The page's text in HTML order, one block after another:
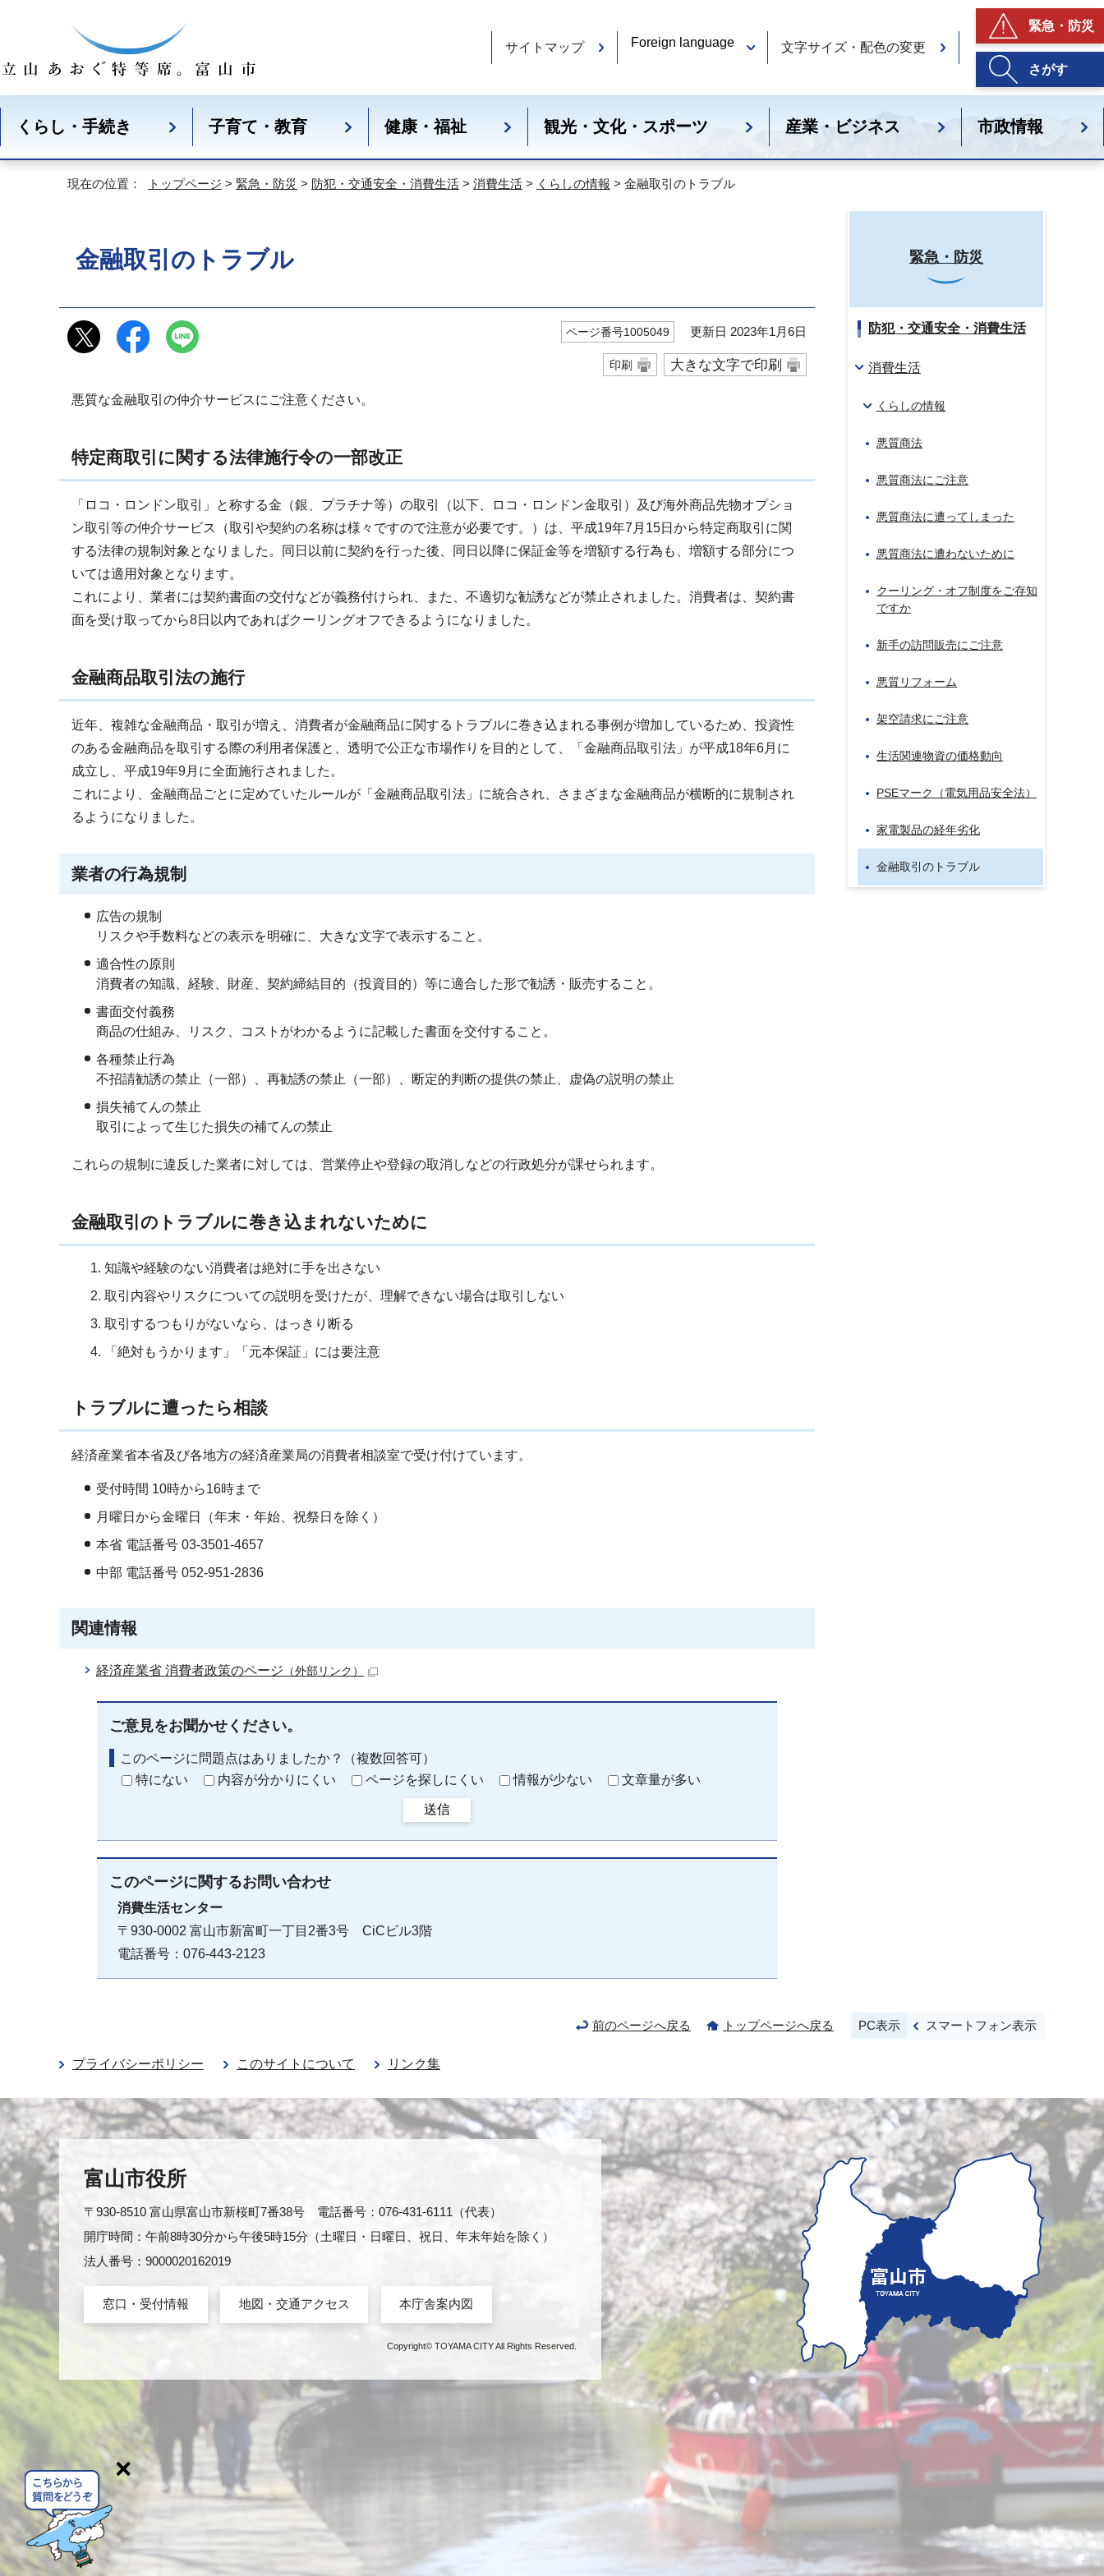
サイトマップ Foreign language 文字サイズ・配色の変更
緊急・防災
さがす
くらし・手続き 子育て・教育 健康・福祉 観光・文化・スポーツ 産業・ビジネス 市政情報
現在の位置： トップページ > 緊急・防災 > 防犯・交通安全・消費生活 > 消費生活 > くらしの情報 > 金融取引のトラブル
金融取引のトラブル
ページ番号1005049 更新日 2023年1月6日
印刷 大きな文字で印刷
悪質な金融取引の仲介サービスにご注意ください。
特定商取引に関する法律施行令の一部改正
「ロコ・ロンドン取引」と称する金（銀、プラチナ等）の取引（以下、ロコ・ロンドン金取引）及び海外商品先物オプショ
ン取引等の仲介サービス（取引や契約の名称は様々ですので注意が必要です。）は、平成19年7月15日から特定商取引に関
する法律の規制対象となりました。同日以前に契約を行った後、同日以降に保証金等を増額する行為も、増額する部分につ
いては適用対象となります。
これにより、業者には契約書面の交付などが義務付けられ、また、不適切な勧誘などが禁止されました。消費者は、契約書
面を受け取ってから8日以内であればクーリングオフできるようになりました。
金融商品取引法の施行
近年、複雑な金融商品・取引が増え、消費者が金融商品に関するトラブルに巻き込まれる事例が増加しているため、投資性
のある金融商品を取引する際の利用者保護と、透明で公正な市場作りを目的として、「金融商品取引法」が平成18年6月に
成立し、平成19年9月に全面施行されました。
これにより、金融商品ごとに定めていたルールが「金融商品取引法」に統合され、さまざまな金融商品が横断的に規制され
るようになりました。
業者の行為規制
広告の規制
リスクや手数料などの表示を明確に、大きな文字で表示すること。
適合性の原則
消費者の知識、経験、財産、契約締結目的（投資目的）等に適合した形で勧誘・販売すること。
書面交付義務
商品の仕組み、リスク、コストがわかるように記載した書面を交付すること。
各種禁止行為
不招請勧誘の禁止（一部）、再勧誘の禁止（一部）、断定的判断の提供の禁止、虚偽の説明の禁止
損失補てんの禁止
取引によって生じた損失の補てんの禁止
これらの規制に違反した業者に対しては、営業停止や登録の取消しなどの行政処分が課せられます。
金融取引のトラブルに巻き込まれないために
知識や経験のない消費者は絶対に手を出さない
取引内容やリスクについての説明を受けたが、理解できない場合は取引しない
取引するつもりがないなら、はっきり断る
「絶対もうかります」「元本保証」には要注意
トラブルに遭ったら相談
経済産業省本省及び各地方の経済産業局の消費者相談室で受け付けています。
受付時間 10時から16時まで
月曜日から金曜日（年末・年始、祝祭日を除く）
本省 電話番号 03-3501-4657
中部 電話番号 052-951-2836
関連情報
経済産業省 消費者政策のページ （外部リンク）
ご意見をお聞かせください。
このページに問題点はありましたか？（複数回答可）
特にない
内容が分かりにくい ページを探しにくい 情報が少ない 文章量が多い
送信
このページに関するお問い合わせ
消費生活センター
〒930-0002 富山市新富町一丁目2番3号 CiCビル3階
電話番号：076-443-2123
緊急・防災
防犯・交通安全・消費生活
消費生活
くらしの情報
悪質商法
悪質商法にご注意
悪質商法に遭ってしまった
悪質商法に遭わないために
クーリング・オフ制度をご存知
ですか
新手の訪問販売にご注意
悪質リフォーム
架空請求にご注意
生活関連物資の価格動向
PSEマーク（電気用品安全法）
家電製品の経年劣化
金融取引のトラブル
前のページへ戻る トップページへ戻る PC表示 スマートフォン表示
プライバシーポリシー このサイトについて リンク集
富山市役所
〒930-8510 富山県富山市新桜町7番38号 電話番号：076-431-6111（代表）
開庁時間：午前8時30分から午後5時15分（土曜日・日曜日、祝日、年末年始を除く）
法人番号：9000020162019
窓口・受付情報 地図・交通アクセス 本庁舎案内図
Copyright© TOYAMA CITY All Rights Reserved.
×